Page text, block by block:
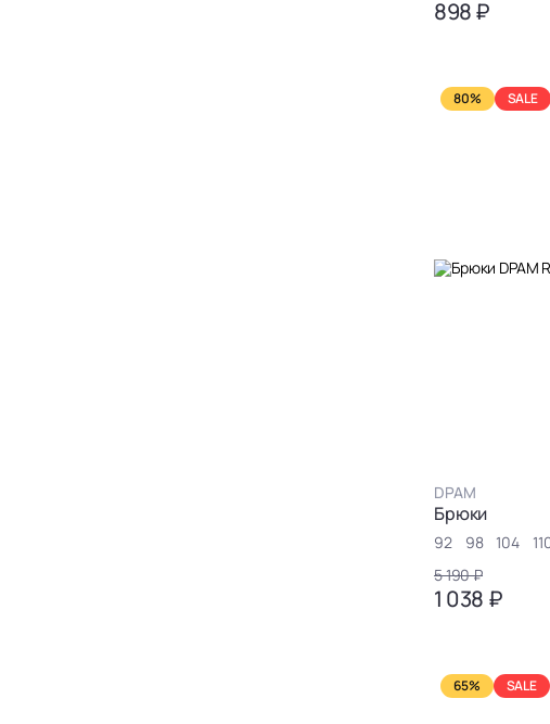
898 ₽
80% SALE
DPAM
Брюки
92 98 104
5 190 ₽
1 038 ₽
65% SALE